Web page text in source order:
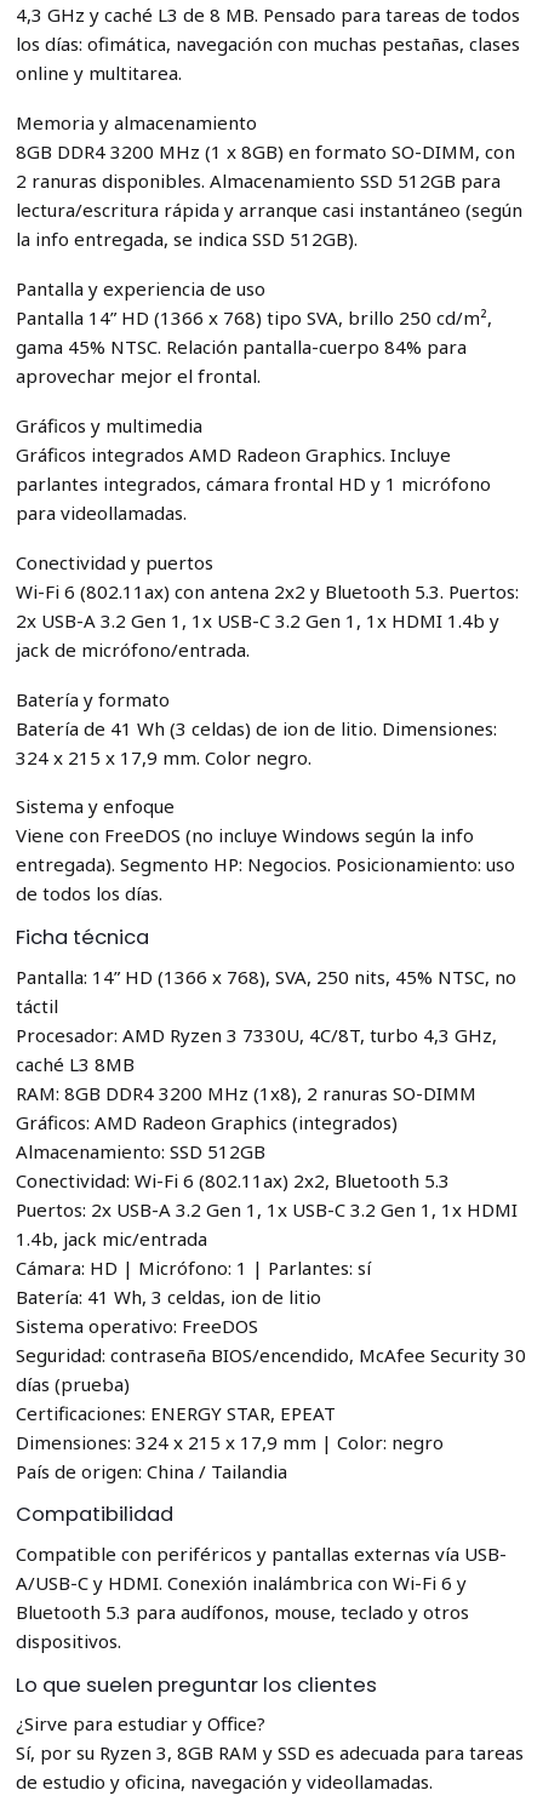
4,3 GHz y caché L3 de 8 MB. Pensado para tareas de todos
los días: ofimática, navegación con muchas pestañas, clases
online y multitarea.
Memoria y almacenamiento
8GB DDR4 3200 MHz (1 x 8GB) en formato SO-DIMM, con
2 ranuras disponibles. Almacenamiento SSD 512GB para
lectura/escritura rápida y arranque casi instantáneo (según
la info entregada, se indica SSD 512GB).
Pantalla y experiencia de uso
Pantalla 14” HD (1366 x 768) tipo SVA, brillo 250 cd/m²,
gama 45% NTSC. Relación pantalla-cuerpo 84% para
aprovechar mejor el frontal.
Gráficos y multimedia
Gráficos integrados AMD Radeon Graphics. Incluye
parlantes integrados, cámara frontal HD y 1 micrófono
para videollamadas.
Conectividad y puertos
Wi-Fi 6 (802.11ax) con antena 2x2 y Bluetooth 5.3. Puertos:
2x USB-A 3.2 Gen 1, 1x USB-C 3.2 Gen 1, 1x HDMI 1.4b y
jack de micrófono/entrada.
Batería y formato
Batería de 41 Wh (3 celdas) de ion de litio. Dimensiones:
324 x 215 x 17,9 mm. Color negro.
Sistema y enfoque
Viene con FreeDOS (no incluye Windows según la info
entregada). Segmento HP: Negocios. Posicionamiento: uso
de todos los días.
Ficha técnica
Pantalla: 14” HD (1366 x 768), SVA, 250 nits, 45% NTSC, no
táctil
Procesador: AMD Ryzen 3 7330U, 4C/8T, turbo 4,3 GHz,
caché L3 8MB
RAM: 8GB DDR4 3200 MHz (1x8), 2 ranuras SO-DIMM
Gráficos: AMD Radeon Graphics (integrados)
Almacenamiento: SSD 512GB
Conectividad: Wi-Fi 6 (802.11ax) 2x2, Bluetooth 5.3
Puertos: 2x USB-A 3.2 Gen 1, 1x USB-C 3.2 Gen 1, 1x HDMI
1.4b, jack mic/entrada
Cámara: HD | Micrófono: 1 | Parlantes: sí
Batería: 41 Wh, 3 celdas, ion de litio
Sistema operativo: FreeDOS
Seguridad: contraseña BIOS/encendido, McAfee Security 30
días (prueba)
Certificaciones: ENERGY STAR, EPEAT
Dimensiones: 324 x 215 x 17,9 mm | Color: negro
País de origen: China / Tailandia
Compatibilidad
Compatible con periféricos y pantallas externas vía USB-
A/USB-C y HDMI. Conexión inalámbrica con Wi-Fi 6 y
Bluetooth 5.3 para audífonos, mouse, teclado y otros
dispositivos.
Lo que suelen preguntar los clientes
¿Sirve para estudiar y Office?
Sí, por su Ryzen 3, 8GB RAM y SSD es adecuada para tareas
de estudio y oficina, navegación y videollamadas.